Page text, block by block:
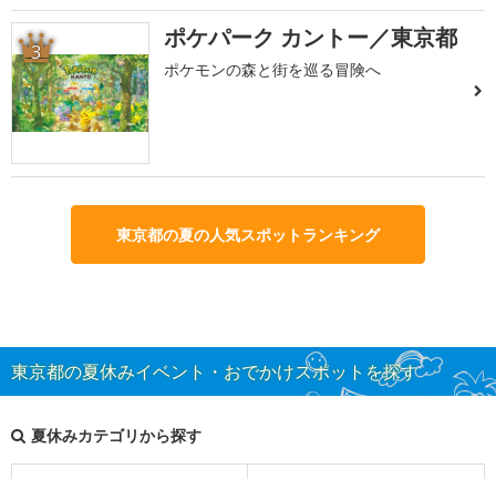
3 ポケパーク カントー／東京都
ポケモンの森と街を巡る冒険へ
東京都の夏の人気スポットランキング
東京都の夏休みイベント・おでかけスポットを探す
夏休みカテゴリから探す